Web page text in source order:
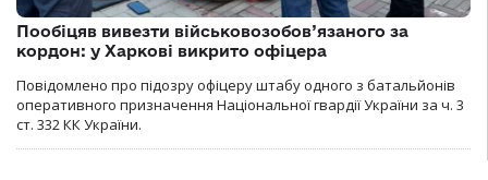
Пообіцяв вивезти військовозобов’язаного за
кордон: у Харкові викрито офіцера
Повідомлено про підозру офіцеру штабу одного з батальйонів
оперативного призначення Національної гвардії України за ч. 3
ст. 332 КК України.